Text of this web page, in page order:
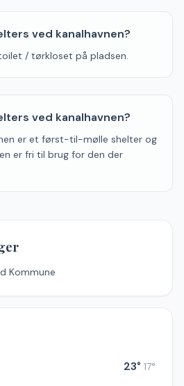
ved kanalhavnen?
/ tørkloset på pladsen.
ved kanalhavnen?
er et først-til-mølle shelter og
er fri til brug for den der
Kommune
23° 17°